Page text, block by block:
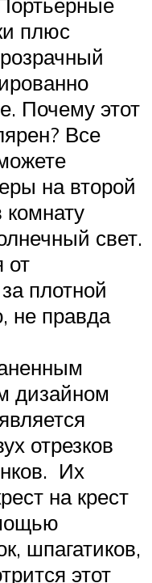
плюс
Почему этот
Все
на второй
комнату
свет.
от
плотной
не правда
дизайном
отрезков
Их
на крест
шпагатиков,
этот